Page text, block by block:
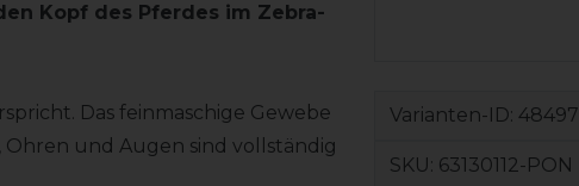
Kopf des Pferdes im Zebra-
Das feinmaschige Gewebe
und Augen sind vollständig
Varianten-ID: 48497
SKU: 63130112-PON